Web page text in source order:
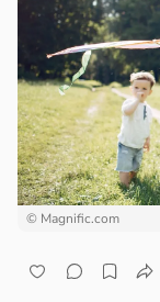
в13:55
© Magnific.com
19:27